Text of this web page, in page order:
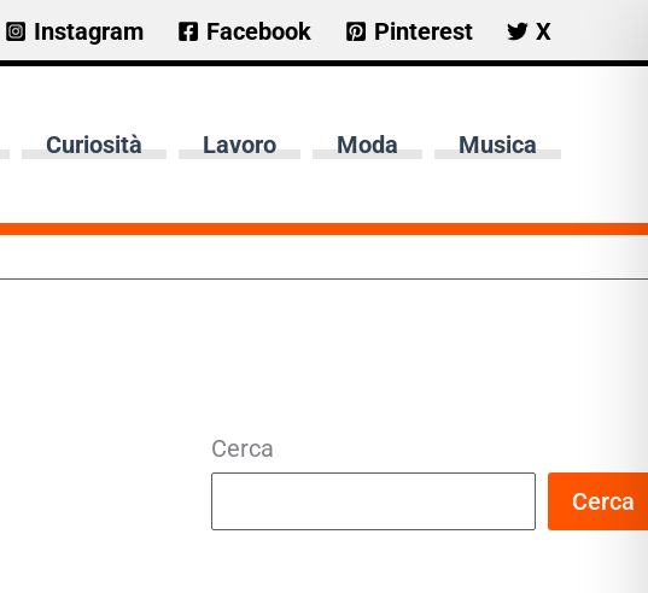
Instagram Facebook Pinterest X
Curiosità Lavoro Moda Musica
Cerca
Cerca